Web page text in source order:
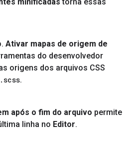
Ativar mapas de origem de
do desenvolvedor
origens dos arquivos CSS
.scss.
após o fim do arquivo permite
linha no Editor.